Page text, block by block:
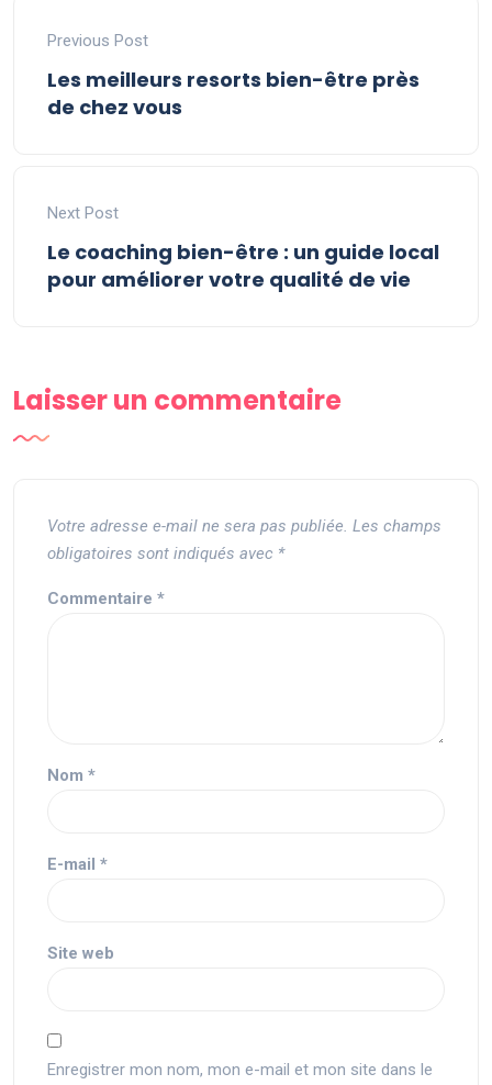
Previous Post
Les meilleurs resorts bien-être près
de chez vous
Next Post
Le coaching bien-être : un guide local
pour améliorer votre qualité de vie
Laisser un commentaire
Votre adresse e-mail ne sera pas publiée. Les champs
obligatoires sont indiqués avec *
Commentaire *
Nom *
E-mail *
Site web
Enregistrer mon nom, mon e-mail et mon site dans le